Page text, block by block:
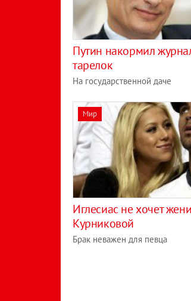
Путин накормил
тарелок
На государственной даче
Мир
Иглесиас не хочет
Курниковой
Брак неважен для певца